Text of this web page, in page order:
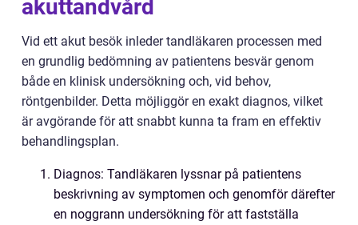
akuttandvård
Vid ett akut besök inleder tandläkaren processen med
en grundlig bedömning av patientens besvär genom
både en klinisk undersökning och, vid behov,
röntgenbilder. Detta möjliggör en exakt diagnos, vilket
är avgörande för att snabbt kunna ta fram en effektiv
behandlingsplan.
Diagnos: Tandläkaren lyssnar på patientens
beskrivning av symptomen och genomför därefter
en noggrann undersökning för att fastställa